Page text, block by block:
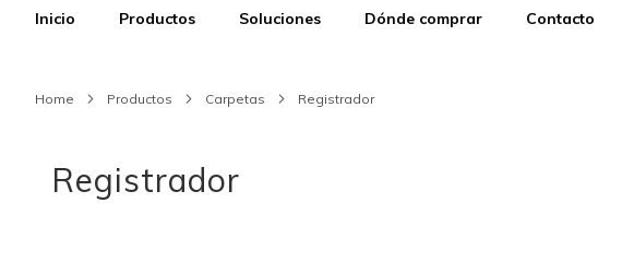
Inicio
Productos Soluciones Dónde comprar Contacto
Home Productos Carpetas Registrador
Registrador